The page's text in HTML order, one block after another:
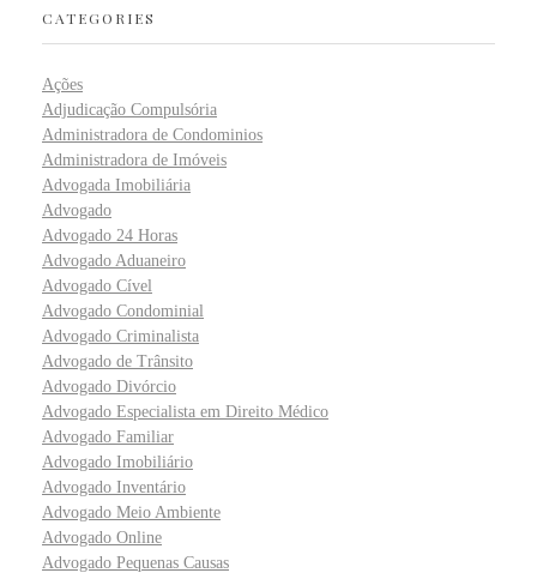
CATEGORIES
Ações
Adjudicação Compulsória
Administradora de Condominios
Administradora de Imóveis
Advogada Imobiliária
Advogado
Advogado 24 Horas
Advogado Aduaneiro
Advogado Cível
Advogado Condominial
Advogado Criminalista
Advogado de Trânsito
Advogado Divórcio
Advogado Especialista em Direito Médico
Advogado Familiar
Advogado Imobiliário
Advogado Inventário
Advogado Meio Ambiente
Advogado Online
Advogado Pequenas Causas